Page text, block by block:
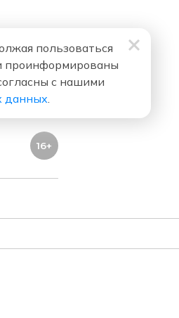
16+
пользоваться
проинформированы
с нашими
данных.